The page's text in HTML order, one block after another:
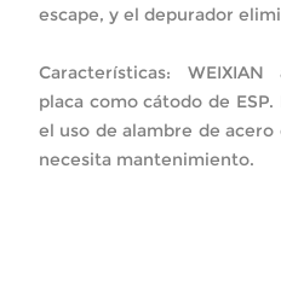
escape, y el depurador
Características:
placa como cátodo de
el uso de alambre de
necesita mantenimiento.